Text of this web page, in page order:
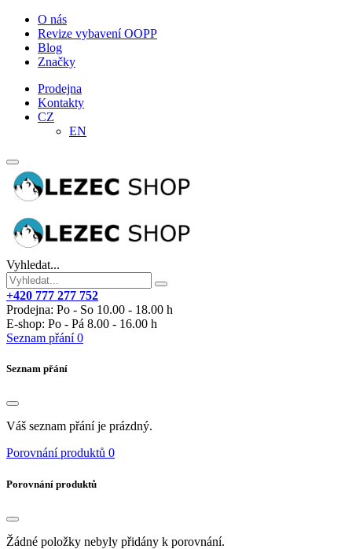
O nás
Revize vybavení OOPP
Blog
Značky
Prodejna
Kontakty
CZ
EN
Vyhledat...
+420 777 277 752
Prodejna: Po - So 10.00 - 18.00 h
E-shop: Po - Pá 8.00 - 16.00 h
Seznam přání 0
Seznam přání
Váš seznam přání je prázdný.
Porovnání produktů 0
Porovnání produktů
Žádné položky nebyly přidány k porovnání.